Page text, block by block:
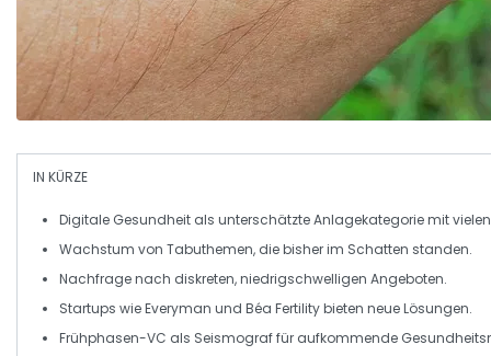
IN KÜRZE
Digitale Gesundheit als unterschätzte Anlagekategoriemit
Wachstum von Tabuthemen, die bisher im Schatten standen.
Nachfrage nach diskreten,niedrigschwelligen Angeboten.
Startups wieEveryman und Béa Fertilitybieten neue Lösungen.
Frühphasen-VC als Seismograffür aufkommende